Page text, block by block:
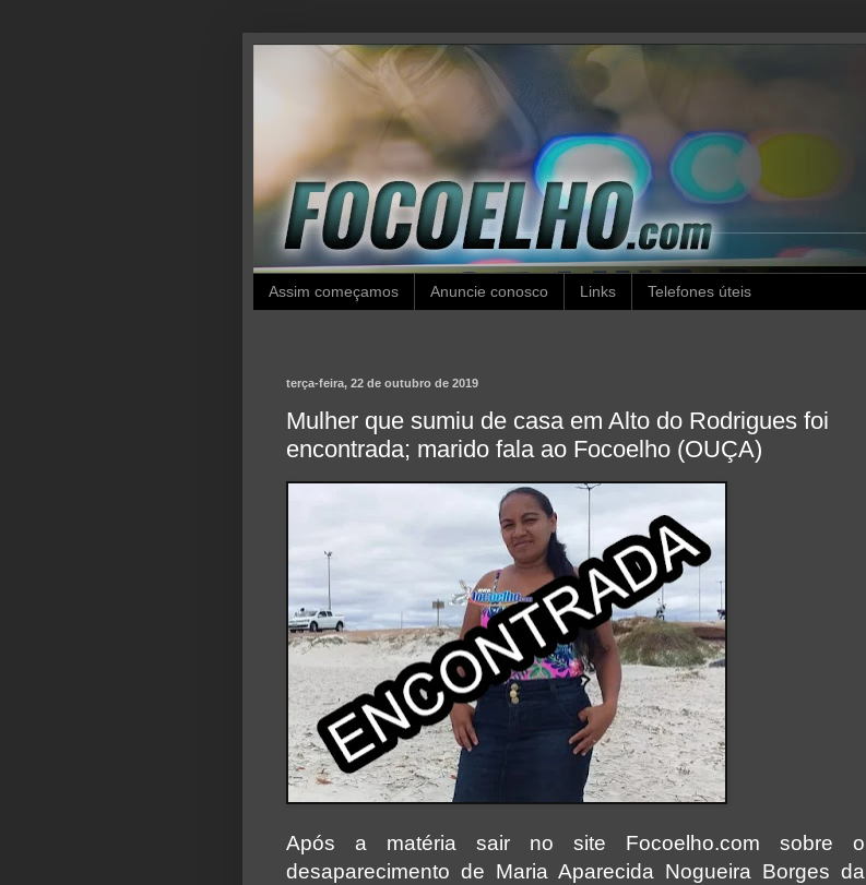
Assim começamos Anuncie conosco Links Telefones úteis
terça-feira, 22 de outubro de 2019
Mulher que sumiu de casa em Alto do Rodrigues foi
encontrada; marido fala ao Focoelho (OUÇA)
Após a matéria sair no site Focoelho.com sobre o
desaparecimento de Maria Aparecida Nogueira Borges da